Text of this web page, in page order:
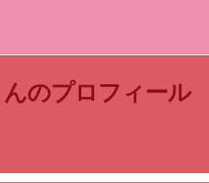
んのプロフィール